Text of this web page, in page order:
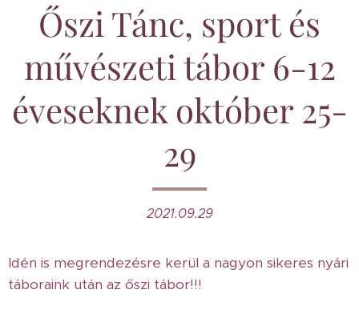
Őszi Tánc, sport és
művészeti tábor 6-12
éveseknek október 25-
29
2021.09.29
Idén is megrendezésre kerül a nagyon sikeres nyári
táboraink után az őszi tábor!!!